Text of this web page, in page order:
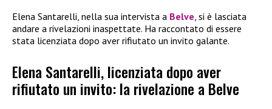
Elena Santarelli, nella sua intervista a Belve, si è lasciata
andare a rivelazioni inaspettate. Ha raccontato di essere
stata licenziata dopo aver rifiutato un invito galante.
Elena Santarelli, licenziata dopo aver
rifiutato un invito: la rivelazione a Belve